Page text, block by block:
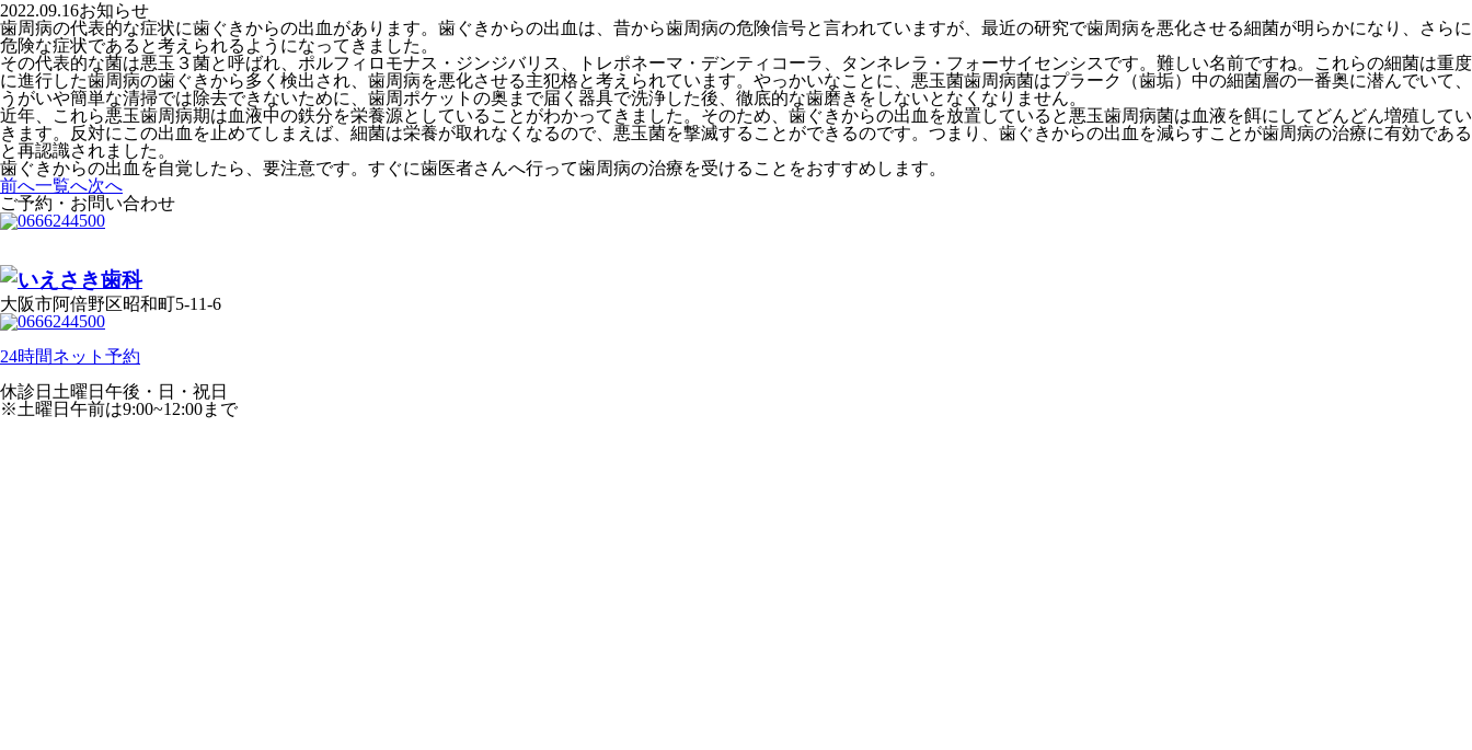
2022.09.16お知らせ
歯周病の代表的な症状に歯ぐきからの出血があります。歯ぐきからの出血は、昔から歯周病の危険信号と言われていますが、最近の研究で歯周病を悪化させる細菌が明らかになり、さらに
危険な症状であると考えられるようになってきました。
その代表的な菌は悪玉３菌と呼ばれ、ポルフィロモナス・ジンジバリス、トレポネーマ・デンティコーラ、タンネレラ・フォーサイセンシスです。難しい名前ですね。これらの細菌は重度
に進行した歯周病の歯ぐきから多く検出され、歯周病を悪化させる主犯格と考えられています。やっかいなことに、悪玉菌歯周病菌はプラーク（歯垢）中の細菌層の一番奥に潜んでいて、
うがいや簡単な清掃では除去できないために、歯周ポケットの奥まで届く器具で洗浄した後、徹底的な歯磨きをしないとなくなりません。
近年、これら悪玉歯周病期は血液中の鉄分を栄養源としていることがわかってきました。そのため、歯ぐきからの出血を放置していると悪玉歯周病菌は血液を餌にしてどんどん増殖してい
きます。反対にこの出血を止めてしまえば、細菌は栄養が取れなくなるので、悪玉菌を撃滅することができるのです。つまり、歯ぐきからの出血を減らすことが歯周病の治療に有効である
と再認識されました。
歯ぐきからの出血を自覚したら、要注意です。すぐに歯医者さんへ行って歯周病の治療を受けることをおすすめします。
前へ一覧へ次へ
ご予約・お問い合わせ
大阪市阿倍野区昭和町5-11-6
24時間ネット予約
休診日 土曜日午後・日・祝日
※土曜日午前は9:00~12:00まで